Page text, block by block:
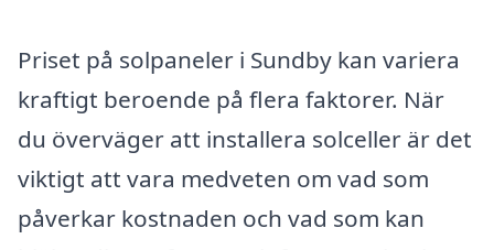
Priset på solpaneler i Sundby kan variera
kraftigt beroende på flera faktorer. När
du överväger att installera solceller är det
viktigt att vara medveten om vad som
påverkar kostnaden och vad som kan